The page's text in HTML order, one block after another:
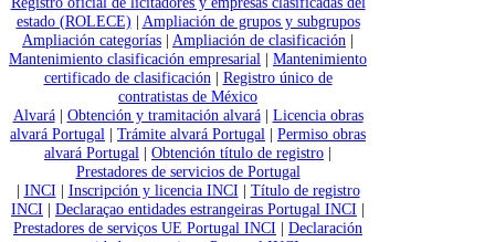
estado (ROLECE) | Ampliación de grupos y subgrupos
Ampliación categorías | Ampliación de clasificación |
Mantenimiento clasificación empresarial | Mantenimiento
certificado de clasificación | Registro único de
contratistas de México
Alvará| Obtención y tramitación alvará| Licencia obras
alvará Portugal | Trámite alvará Portugal | Permiso obras
alvará Portugal | Obtención título de registro |
Prestadores de servicios de Portugal
| INCI | Inscripción y licencia INCI | Título de registro
INCI | Declaraçao entidades estrangeiras Portugal INCI |
Prestadores de serviços UE Portugal INCI | Declaración